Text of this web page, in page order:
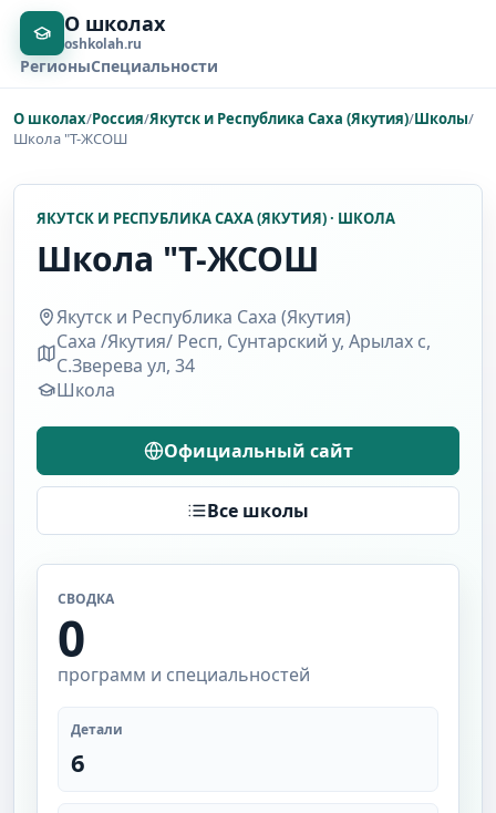
О школах
oshkolah.ru
РегионыСпециальности
О школах/Россия/Якутск и Республика Саха (Якутия)/Школы/
Школа "Т-ЖСОШ
ЯКУТСК И РЕСПУБЛИКА САХА (ЯКУТИЯ) · ШКОЛА
Школа "Т-ЖСОШ
Якутск и Республика Саха (Якутия)
Саха /Якутия/ Респ, Сунтарский у, Арылах с,
С.Зверева ул, 34
Школа
Официальный сайт
Все школы
СВОДКА
0
программ и специальностей
Детали
6